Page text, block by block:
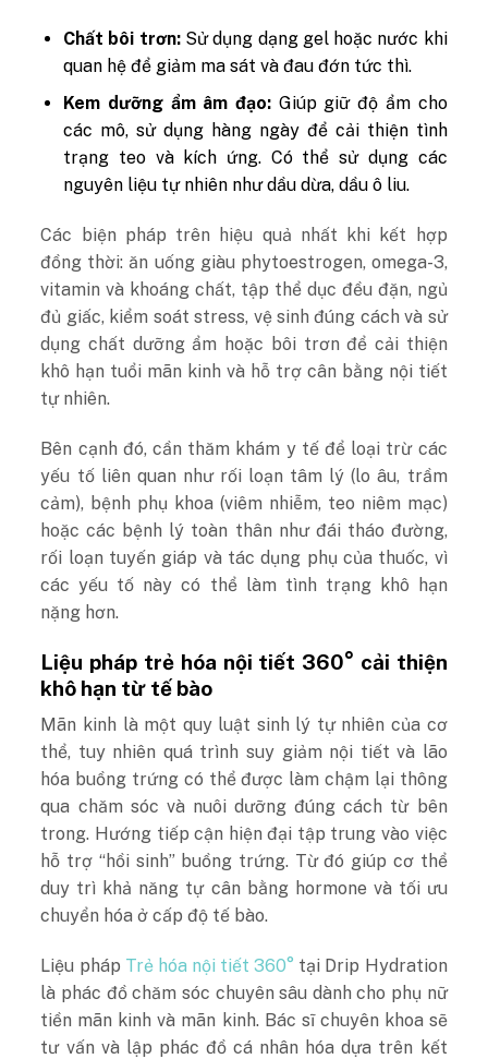
Chất bôi trơn:Sử dụng dạng gel hoặc nước khi
quan hệ để giảm ma sát và đau đớn tức thì.
Kem dưỡng ẩm âm đạo: Giúp giữ độ ẩm cho
các mô, sử dụng hàng ngày để cải thiện tình
trạng teo và kích ứng. Có thể sử dụng các
nguyên liệu tự nhiên như dầu dừa, dầu ô liu.
Các biện pháp trên hiệu quả nhất khi kết hợp
đồng thời: ăn uống giàu phytoestrogen, omega-3,
vitamin và khoáng chất, tập thể dục đều đặn, ngủ
đủ giấc, kiểm soát stress, vệ sinh đúng cách và sử
dụng chất dưỡng ẩm hoặc bôi trơn để cải thiện
khô hạn tuổi mãn kinh và hỗ trợ cân bằng nội tiết
tự nhiên.
Bên cạnh đó, cần thăm khám y tế để loại trừ các
yếu tố liên quan như rối loạn tâm lý (lo âu, trầm
cảm), bệnh phụ khoa (viêm nhiễm, teo niêm mạc)
hoặc các bệnh lý toàn thân như đái tháo đường,
rối loạn tuyến giáp và tác dụng phụ của thuốc, vì
các yếu tố này có thể làm tình trạng khô hạn
nặng hơn.
Liệu pháp trẻ hóa nội tiết 360° cải thiện
khô hạn từ tế bào
Mãn kinh là một quy luật sinh lý tự nhiên của cơ
thể, tuy nhiên quá trình suy giảm nội tiết và lão
hóa buồng trứng có thể được làm chậm lại thông
qua chăm sóc và nuôi dưỡng đúng cách từ bên
trong. Hướng tiếp cận hiện đại tập trung vào việc
hỗ trợ “hồi sinh” buồng trứng. Từ đó giúp cơ thể
duy trì khả năng tự cân bằng hormone và tối ưu
chuyển hóa ở cấp độ tế bào.
Liệu pháp Trẻ hóa nội tiết 360° tại Drip Hydration
là phác đồ chăm sóc chuyên sâu dành cho phụ nữ
tiền mãn kinh và mãn kinh. Bác sĩ chuyên khoa sẽ
tư vấn và lập phác đồ cá nhân hóa dựa trên kết